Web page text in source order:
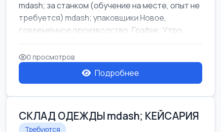
mdash; за станком (обучение на месте, опыт не
требуется) mdash; упаковщики Новое,
современное производство. График: Утро
mda...
0 просмотров
Подробнее
СКЛАД ОДЕЖДЫ mdash; КЕЙСАРИЯ
Требуются